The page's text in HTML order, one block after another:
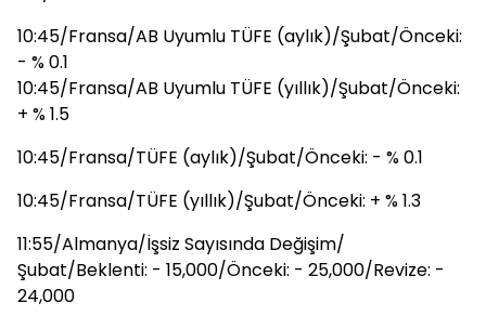
10:45/Fransa/AB Uyumlu TÜFE (aylık)/Şubat/Önceki:
- % 0.1
10:45/Fransa/AB Uyumlu TÜFE (yıllık)/Şubat/Önceki:
+ % 1.5
10:45/Fransa/TÜFE (aylık)/Şubat/Önceki: - % 0.1
10:45/Fransa/TÜFE (yıllık)/Şubat/Önceki: + % 1.3
11:55/Almanya/İşsiz Sayısında Değişim/
Şubat/Beklenti: - 15,000/Önceki: - 25,000/Revize: -
24,000